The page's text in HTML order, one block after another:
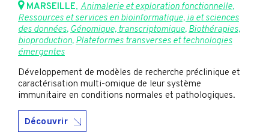
MARSEILLE, Animalerie et exploration fonctionnelle,
Ressources et services en bioinformatique, ia et sciences
des données, Génomique, transcriptomique, Biothérapies,
bioproduction, Plateformes transverses et technologies
émergentes
Développement de modèles de recherche préclinique et
caractérisation multi-omique de leur système
immunitaire en conditions normales et pathologiques.
Découvrir